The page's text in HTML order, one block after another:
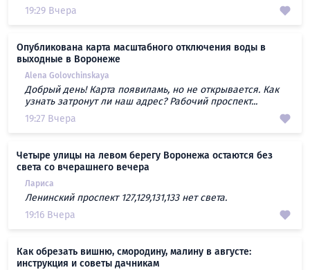
19:29 Вчера
Опубликована карта масштабного отключения воды в
выходные в Воронеже
Alena Golovchinskaya
Добрый день! Карта появиламь, но не открывается. Как
узнать затронут ли наш адрес? Рабочий проспект...
19:27 Вчера
Четыре улицы на левом берегу Воронежа остаются без
света со вчерашнего вечера
Лариса
Ленинский проспект 127,129,131,133 нет света.
19:16 Вчера
Как обрезать вишню, смородину, малину в августе:
инструкция и советы дачникам